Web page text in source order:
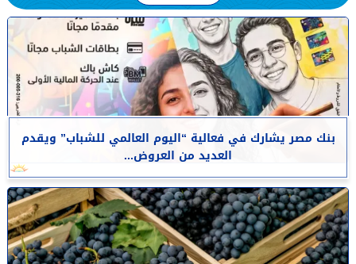
بنك مصر يشارك في فعالية “اليوم العالمي للشباب” ويقدم
العديد من العروض...